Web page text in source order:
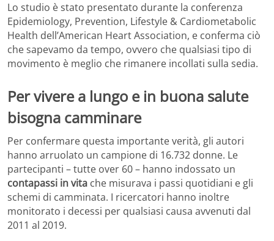
Lo studio è stato presentato durante la conferenza
Epidemiology, Prevention, Lifestyle & Cardiometabolic
Health dell’American Heart Association, e conferma ciò
che sapevamo da tempo, ovvero che qualsiasi tipo di
movimento è meglio che rimanere incollati sulla sedia.
Per vivere a lungo e in buona salute
bisogna camminare
Per confermare questa importante verità, gli autori
hanno arruolato un campione di 16.732 donne. Le
partecipanti – tutte over 60 – hanno indossato un
contapassi in vita che misurava i passi quotidiani e gli
schemi di camminata. I ricercatori hanno inoltre
monitorato i decessi per qualsiasi causa avvenuti dal
2011 al 2019.